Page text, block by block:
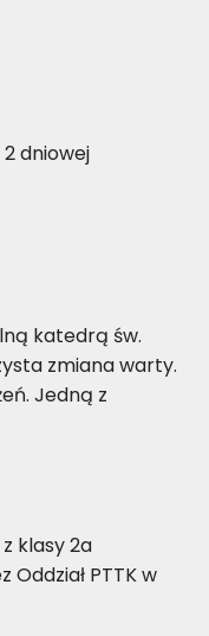
dniowej
katedrą św.
zmiana warty.
Jedną z
klasy 2a
PTTK w